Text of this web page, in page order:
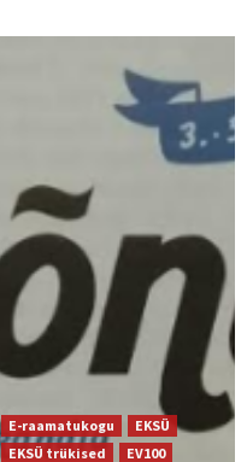
E-raamatukogu
EKSÜ
EKSÜ trükised
EV100